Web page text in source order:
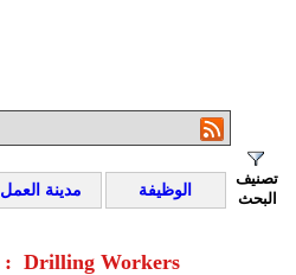
تصنيف
البحث
الوظيفة مدينة العمل
وظائف خالية : Drilling Workers